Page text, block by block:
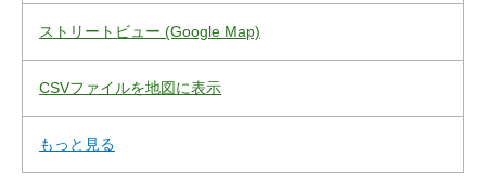
ストリートビュー (Google Map)
CSVファイルを地図に表示
もっと見る